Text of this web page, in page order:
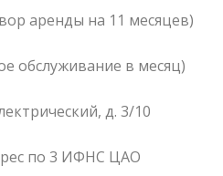
аренды на 11 месяцев)
обслуживание в месяц)
д. 3/10
по 3 ИФНС ЦАО